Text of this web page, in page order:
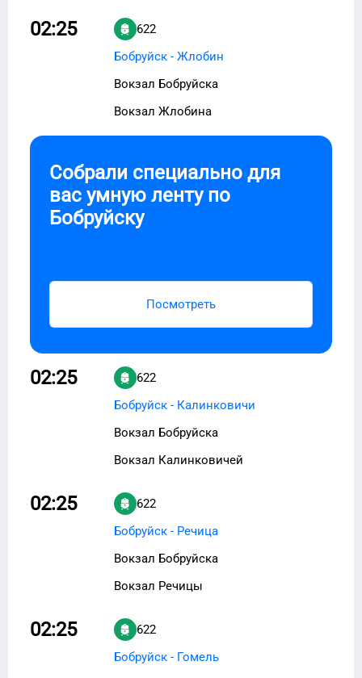
02:25
622
Бобруйск - Жлобин
Вокзал Бобруйска
Вокзал Жлобина
Собрали специально для
вас умную ленту по
Бобруйску
Посмотреть
02:25
622
Бобруйск - Калинковичи
Вокзал Бобруйска
Вокзал Калинковичей
02:25
622
Бобруйск - Речица
Вокзал Бобруйска
Вокзал Речицы
02:25
622
Бобруйск - Гомель